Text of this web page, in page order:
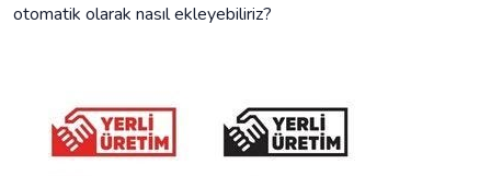
otomatik olarak nasıl ekleyebiliriz?